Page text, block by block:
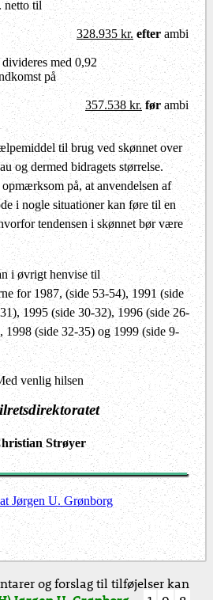
netto til
328.935 kr. efter ambi
med 0,92
på
357.538 kr. før ambi
til brug ved skønnet over
og dermed bidragets størrelse.
på, at anvendelsen af
i nogle situationer kan føre til en
tendensen i skønnet bør være
i øvrigt henvise til
for 1987, (side 53-54), 1991 (side
1995 (side 30-32), 1996 (side 26-
1998 (side 32-35) og 1999 (side 9-
venlig hilsen
Strøyer
Jørgen U. Grønborg
og forslag til tilføjelser kan